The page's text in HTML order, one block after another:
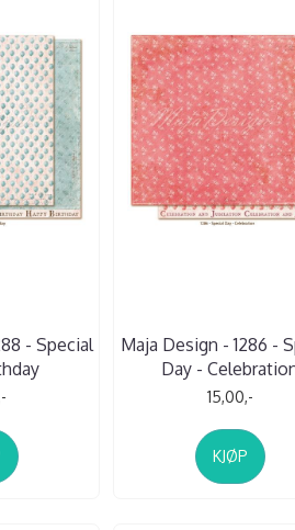
- Special
Maja Design - 1286 -
Day -
15,00,-
KJØP